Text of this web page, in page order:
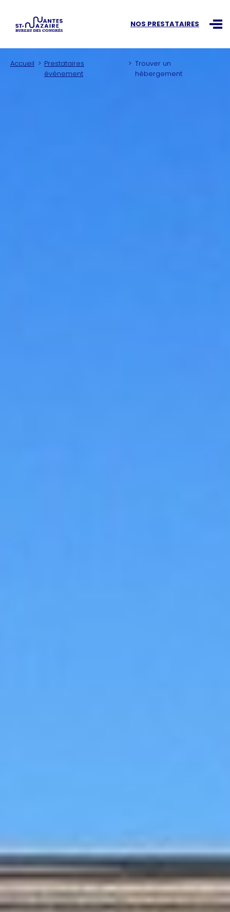
NOS PRESTATAIRES
Accueil
Prestataires
événement
Trouver un
hébergement